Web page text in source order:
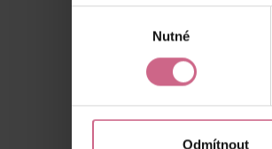
Nutné
Odmítnout